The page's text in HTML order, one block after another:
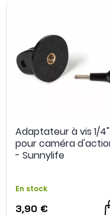
Adaptateur à vis 1/4"
pour caméra
- Sunnylife
En stock
3,90 €